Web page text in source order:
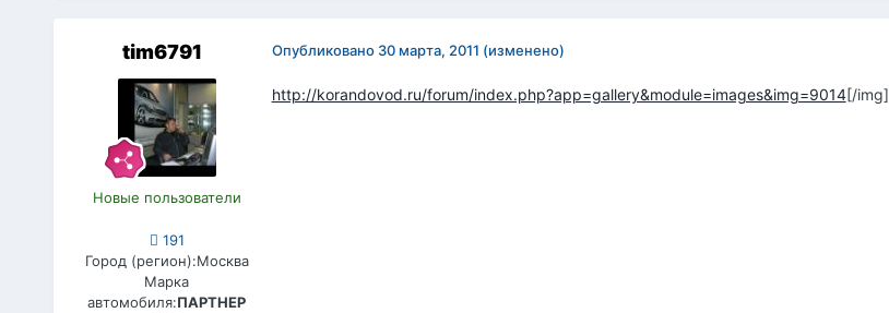
tim6791
Новые пользователи
191
Город (регион):Москва
Марка
автомобиля:ПАРТНЕР
Опубликовано 30 марта, 2011 (изменено)
http://korandovod.ru/forum/index.php?app=gallery&module=images&img=9014[/img]